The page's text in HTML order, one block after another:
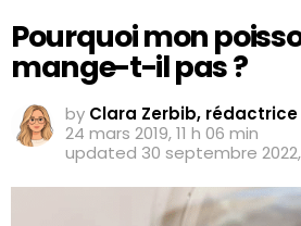
Pourquoi mon
mange-t-il pas ?
by Clara Zerbib, rédactrice
24 mars 2019, 11 h 06 min
updated 30 septembre 2022,